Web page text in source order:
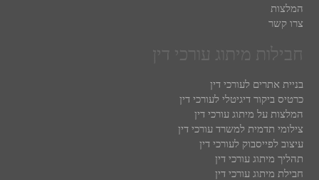
המלצות
צרו קשר
חבילות מיתוג עורכי דין
בניית אתרים לעורכי דין
כרטיס ביקור דיגיטלי לעורכי דין
המלצות על מיתוג עורכי דין
צילומי תדמית למשרד עורכי דין
עיצוב לפייסבוק לעורכי דין
תהליך מיתוג עורכי דין
חבילת מיתוג עורכי דין